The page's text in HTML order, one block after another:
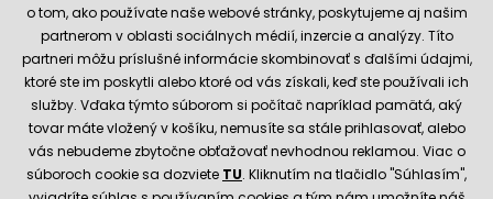
Spoľahlivý obchod
o tom, ako používate naše webové stránky, poskytujeme aj našim
partnerom v oblasti sociálnych médií, inzercie a analýzy. Títo
partneri môžu príslušné informácie skombinovať s ďalšími údajmi,
ktoré ste im poskytli alebo ktoré od vás získali, keď ste používali ich
služby. Vďaka týmto súborom si počítač napríklad pamätá, aký
tovar máte vložený v košíku, nemusíte sa stále prihlasovať, alebo
vás nebudeme zbytočne obťažovať nevhodnou reklamou. Viac o
súboroch cookie sa dozviete TU. Kliknutím na tlačidlo "Súhlasím",